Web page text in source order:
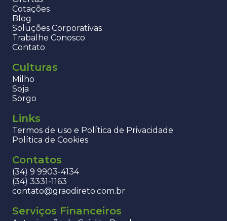
Cotações
Blog
Soluções Corporativas
Trabalhe Conosco
Contato
Culturas
Milho
Soja
Sorgo
Links
Termos de uso e Política de Privacidade
Política de Cookies
Contatos
(34) 9 9903-4134
(34) 3331-1163
contato@graodireto.com.br
Serviços Financeiros